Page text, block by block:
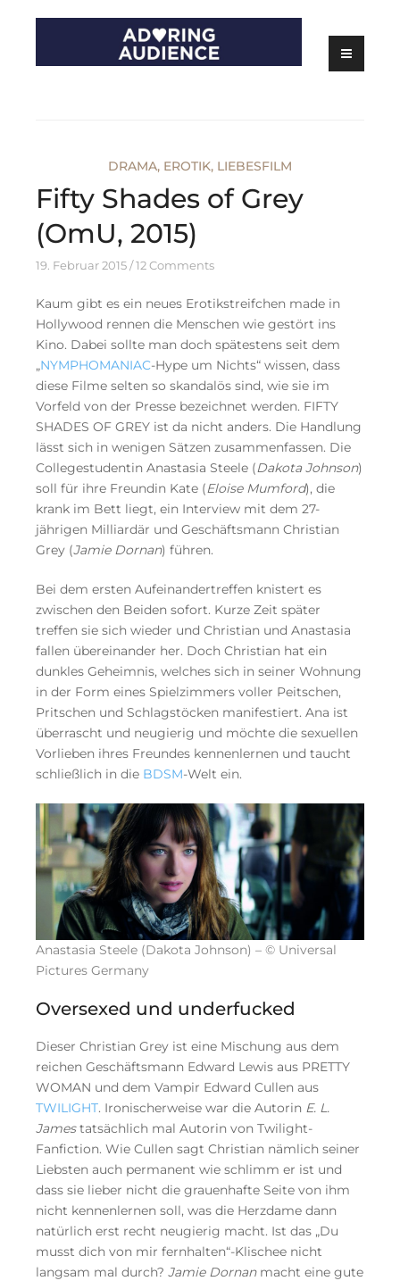
content
DRAMA, EROTIK, LIEBESFILM
Fifty Shades of Grey
(OmU, 2015)
19. Februar 2015 12 Comments
Kaum gibt es ein neues Erotikstreifchen made in
Hollywood rennen die Menschen wie gestört ins
Kino. Dabei sollte man doch spätestens seit dem
„NYMPHOMANIAC-Hype um Nichts“ wissen, dass
diese Filme selten so skandalös sind, wie sie im
Vorfeld von der Presse bezeichnet werden. FIFTY
SHADES OF GREY ist da nicht anders. Die Handlung
lässt sich in wenigen Sätzen zusammenfassen. Die
Collegestudentin Anastasia Steele (Dakota Johnson)
soll für ihre Freundin Kate (Eloise Mumford), die
krank im Bett liegt, ein Interview mit dem 27-
jährigen Milliardär und Geschäftsmann Christian
Grey (Jamie Dornan) führen.
Bei dem ersten Aufeinandertreffen knistert es
zwischen den Beiden sofort. Kurze Zeit später
treffen sie sich wieder und Christian und Anastasia
fallen übereinander her. Doch Christian hat ein
dunkles Geheimnis, welches sich in seiner Wohnung
in der Form eines Spielzimmers voller Peitschen,
Pritschen und Schlagstöcken manifestiert. Ana ist
überrascht und neugierig und möchte die sexuellen
Vorlieben ihres Freundes kennenlernen und taucht
schließlich in die BDSM-Welt ein.
Anastasia Steele (Dakota Johnson) – © Universal
Pictures Germany
Oversexed und underfucked
Dieser Christian Grey ist eine Mischung aus dem
reichen Geschäftsmann Edward Lewis aus PRETTY
WOMAN und dem Vampir Edward Cullen aus
TWILIGHT. Ironischerweise war die Autorin E. L.
Jamestatsächlich mal Autorin von Twilight-
Fanfiction. Wie Cullen sagt Christian nämlich seiner
Liebsten auch permanent wie schlimm er ist und
dass sie lieber nicht die grauenhafte Seite von ihm
nicht kennenlernen soll, was die Herzdame dann
natürlich erst recht neugierig macht. Ist das „Du
musst dich von mir fernhalten“-Klischee nicht
langsam mal durch? Jamie Dornanmacht eine gute